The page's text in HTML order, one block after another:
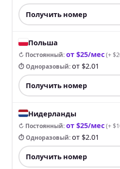
Получить номер
Польша
↻ Постоянный:от $25/мес(+
⏱ Одноразовый:от $2.01
Получить номер
Нидерланды
↻ Постоянный:от $25/мес(+
⏱ Одноразовый:от $2.01
Получить номер